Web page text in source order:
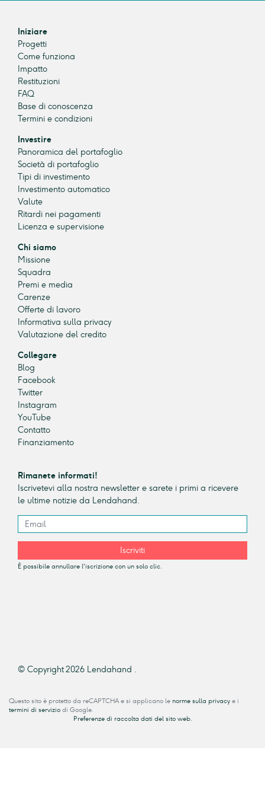
Iniziare
Progetti
Come funziona
Impatto
Restituzioni
FAQ
Base di conoscenza
Termini e condizioni
Investire
Panoramica del portafoglio
Società di portafoglio
Tipi di investimento
Investimento automatico
Valute
Ritardi nei pagamenti
Licenza e supervisione
Chi siamo
Missione
Squadra
Premi e media
Carenze
Offerte di lavoro
Informativa sulla privacy
Valutazione del credito
Collegare
Blog
Facebook
Twitter
Instagram
YouTube
Contatto
Finanziamento
Rimanete informati!
Iscrivetevi alla nostra newsletter e sarete i primi a ricevere
le ultime notizie da Lendahand.
Iscriviti
È possibile annullare l'iscrizione con un solo clic.
© Copyright 2026 Lendahand .
Questo sito è protetto da reCAPTCHA e si applicano le norme sulla privacy e i
termini di servizio di Google.
Preferenze di raccolta dati del sito web.